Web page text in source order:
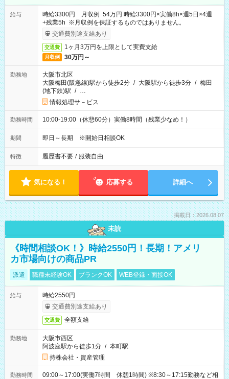
給与
時給3300円 月収例 54万円 時給3300円×実働8h×週5日×4週
+残業5h ※月収例を保証するものではありません。
交通費別途支給あり
交通費 1ヶ月3万円を上限として実費支給
月収例 30万円～
勤務地
大阪市北区
大阪梅田(阪急線)駅から徒歩2分 / 大阪駅から徒歩3分 / 梅田
(地下鉄)駅 / …
情報処理サ－ビス
勤務時間 10:00-19:00（休憩60分）実働8時間（残業少なめ！）
期間 即日～長期 ※開始日相談OK
特徴 履歴書不要 / 服装自由
気になる！ 応募する 詳細へ
掲載日：2026.08.07
未読
《時間相談OK！》時給2550円！長期！アメリ
カ市場向けの商品PR
派遣 職種未経験OK ブランクOK WEB登録・面接OK
給与
時給2550円
交通費別途支給あり
交通費 全額支給
勤務地
大阪市西区
阿波座駅から徒歩1分 / 本町駅
持株会社・資産管理
勤務時間 09:00～17:00(実働7時間 休憩1時間) ※8:30～17:15勤務など相